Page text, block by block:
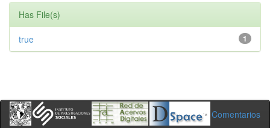
Has File(s)
1
true
Comentarios